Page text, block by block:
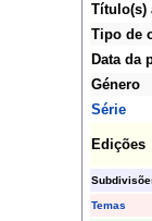
Título(s)
Tipo de
Data da
Género
Série
Edições
Temas